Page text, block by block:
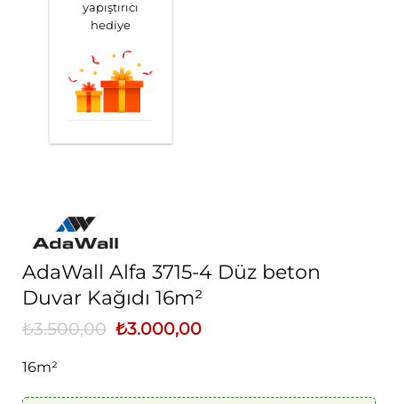
yapıştırıcı
hediye
AdaWall Alfa 3715-4 Düz beton
Duvar Kağıdı 16m²
₺3.500,00 Orijinal
fiyat:
₺3.000,00Şu
16m²